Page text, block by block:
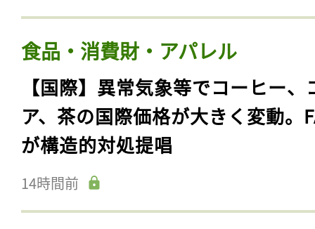
食品・消費財・アパレル
【国際】異常気象等でコーヒー、
ア、茶の国際価格が大きく変動。
が構造的対処提唱
14時間前